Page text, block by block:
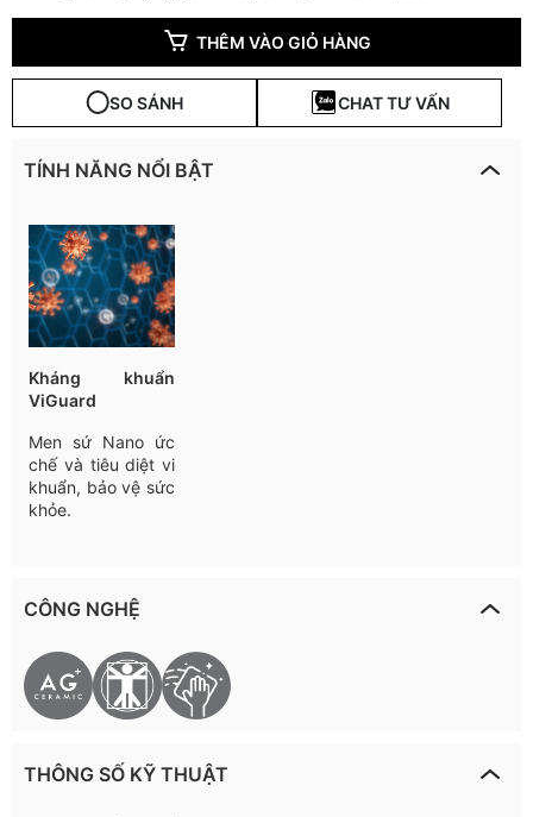
THÊM VÀO GIỎ HÀNG
SO SÁNH CHAT TƯ VẤN
TÍNH NĂNG NỔI BẬT
Kháng khuẩn
ViGuard
Men sứ Nano ức
chế và tiêu diệt vi
khuẩn, bảo vệ sức
khỏe.
CÔNG NGHỆ
THÔNG SỐ KỸ THUẬT